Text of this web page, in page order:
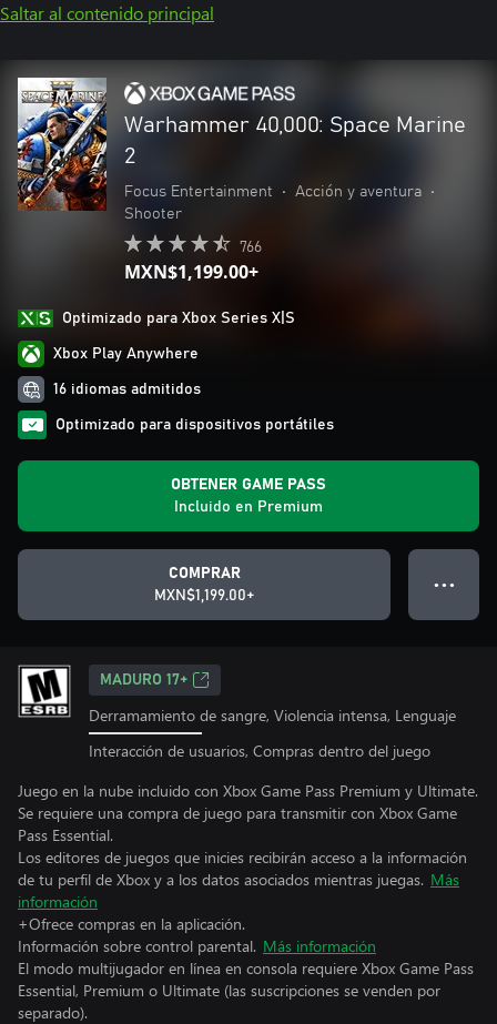
Saltar al contenido principal
Warhammer 40,000: Space Marine
2
Focus Entertainment • Acción y aventura
•
Shooter
766
MXN$1,199.00+
Optimizado para Xbox Series X|S
Xbox Play Anywhere
16 idiomas admitidos
Optimizado para dispositivos portátiles
OBTENER GAME PASS
Incluido en Premium
COMPRAR
MXN$1,199.00+
● ● ●
MADURO 17+
Derramamiento de sangre, Violencia intensa, Lenguaje
Interacción de usuarios, Compras dentro del juego
Juego en la nube incluido con Xbox Game Pass Premium y Ultimate.
Se requiere una compra de juego para transmitir con Xbox Game
Pass Essential.
Los editores de juegos que inicies recibirán acceso a la información
de tu perfil de Xbox y a los datos asociados mientras juegas. Más
información
+Ofrece compras en la aplicación.
Información sobre control parental. Más información
El modo multijugador en línea en consola requiere Xbox Game Pass
Essential, Premium o Ultimate (las suscripciones se venden por
separado).